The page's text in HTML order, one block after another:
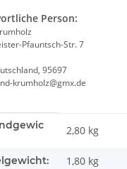
Person:
Pfauntsch-Str. 7
95697
krumholz@gmx.de
2,80 kg
1,80 kg